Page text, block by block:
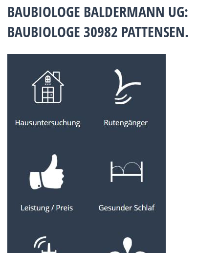
BAUBIOLOGE BALDERMANN UG:
BAUBIOLOGE 30982 PATTENSEN.